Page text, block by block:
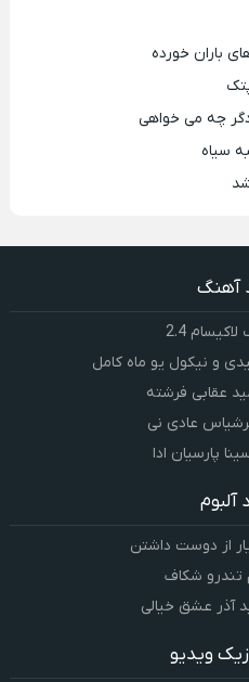
باران خورده
چه می خواهی
سیاه
آهنگ
2.4
و نیکول یو ماه کامل
عقابی فرشته
عادی نی
پارسیان ادا
آلبوم
از دوست داشتن
تندرو شکاف
آذر عشق خیالی
ویدیو